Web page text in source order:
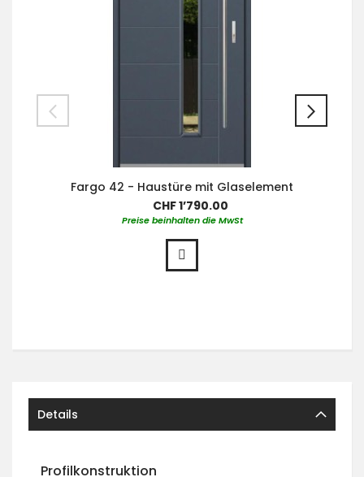
Fargo 42 - Haustüre mit Glaselement
CHF 1’790.00
Preise beinhalten die MwSt
Details